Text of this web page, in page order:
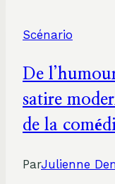
À
la
de
Scénario
De
satire
de la
ParJulienne